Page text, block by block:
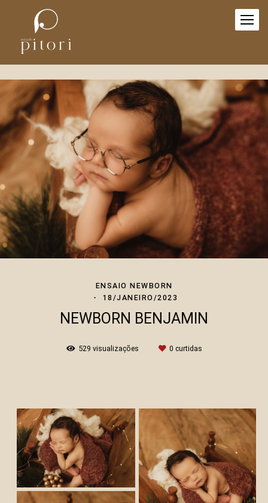
ENSAIO NEWBORN
18/JANEIRO/2023
NEWBORN BENJAMIN
529 visualizações 0 curtidas